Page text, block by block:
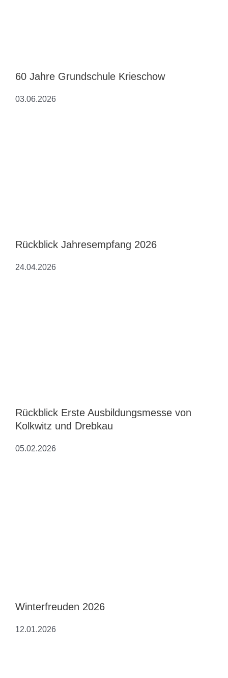
60 Jahre Grundschule Krieschow
03.06.2026
Rückblick Jahresempfang 2026
24.04.2026
Rückblick Erste Ausbildungsmesse von
Kolkwitz und Drebkau
05.02.2026
Winterfreuden 2026
12.01.2026